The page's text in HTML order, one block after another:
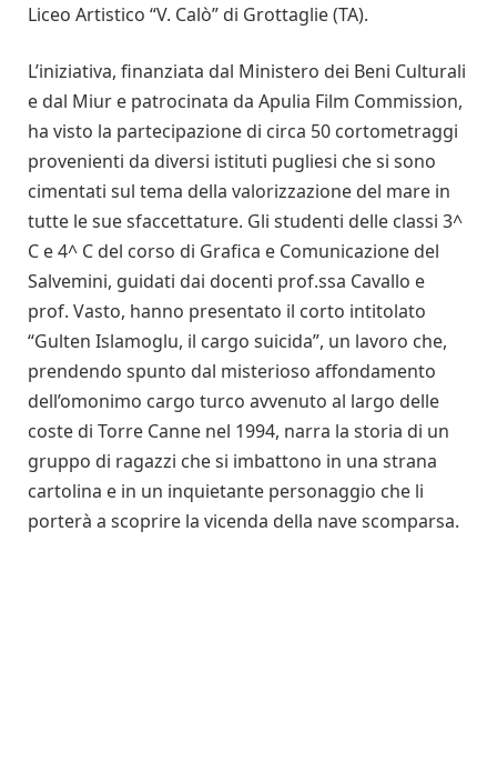
Liceo Artistico “V. Calò” di Grottaglie (TA).
L’iniziativa, finanziata dal Ministero dei Beni Culturali
e dal Miur e patrocinata da Apulia Film Commission,
ha visto la partecipazione di circa 50 cortometraggi
provenienti da diversi istituti pugliesi che si sono
cimentati sul tema della valorizzazione del mare in
tutte le sue sfaccettature. Gli studenti delle classi 3^
C e 4^ C del corso di Grafica e Comunicazione del
Salvemini, guidati dai docenti prof.ssa Cavallo e
prof. Vasto, hanno presentato il corto intitolato
“Gulten Islamoglu, il cargo suicida”, un lavoro che,
prendendo spunto dal misterioso affondamento
dell’omonimo cargo turco avvenuto al largo delle
coste di Torre Canne nel 1994, narra la storia di un
gruppo di ragazzi che si imbattono in una strana
cartolina e in un inquietante personaggio che li
porterà a scoprire la vicenda della nave scomparsa.